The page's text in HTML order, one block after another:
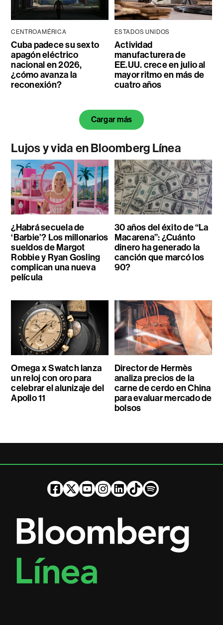
CENTROAMÉRICA
Cuba padece su sexto
apagón eléctrico
nacional en 2026,
¿cómo avanza la
reconexión?
ESTADOS UNIDOS
Actividad
manufacturera de
EE.UU. crece en julio al
mayor ritmo en más de
cuatro años
Cargar más
Lujos y vida en Bloomberg Línea
¿Habrá secuela de
‘Barbie’? Los millonarios
sueldos de Margot
Robbie y Ryan Gosling
complican una nueva
película
30 años del éxito de “La
Macarena”: ¿Cuánto
dinero ha generado la
canción que marcó los
90?
Omega x Swatch lanza
un reloj con oro para
celebrar el alunizaje del
Apollo 11
Director de Hermès
analiza precios de la
carne de cerdo en China
para evaluar mercado de
bolsos